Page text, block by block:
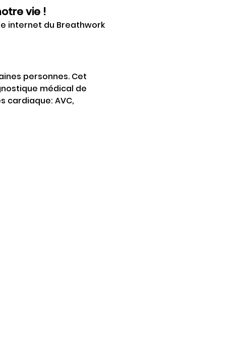
vie !
internet du Breathwork
personnes. Cet
médical de
cardiaque: AVC,